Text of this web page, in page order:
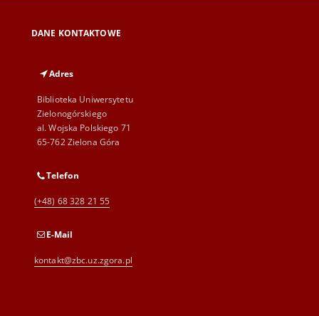
DANE KONTAKTOWE
Adres
Biblioteka Uniwersytetu
Zielonogórskiego
al. Wojska Polskiego 71
65-762 Zielona Góra
Telefon
(+48) 68 328 21 55
E-Mail
kontakt@zbc.uz.zgora.pl